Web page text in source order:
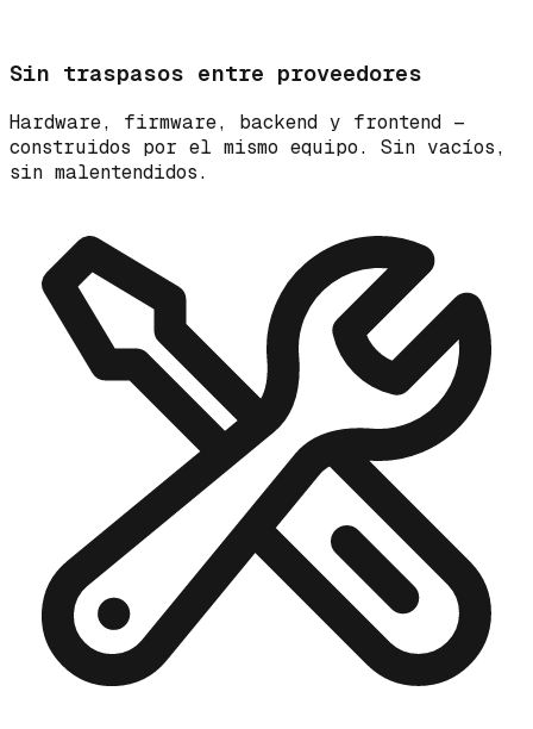
Sin traspasos entre proveedores
Hardware, firmware, backend y frontend —
construidos por el mismo equipo. Sin vacíos,
sin malentendidos.